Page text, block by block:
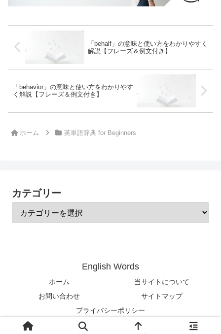
「behalf」の意味と使い方をわかりやすく
解説【フレーズ＆例文付き】
「behavior」の意味と使い方をわかりやす
く解説【フレーズ＆例文付き】
ホーム 英単語辞典 for Beginners
カテゴリー
English Words
ホーム
当サイトについて
お問い合わせ
サイトマップ
プライバシーポリシー
© 2024-2026 English Words.